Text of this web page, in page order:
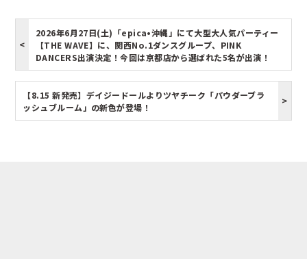
2026年6月27日(土)「epica•沖縄」にて大型大人気パーティー
【THE WAVE】に、関西No.1ダンスグループ、PINK
DANCERS出演決定！今回は京都店から選ばれた5名が出演！
【8.15 新発売】デイジードールよりツヤチーク「パウダーブラ
ッシュブルーム」の新色が登場！